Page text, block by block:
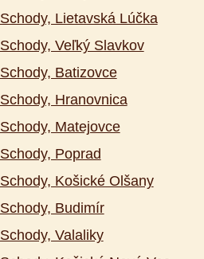
Schody, Lietavská Lúčka
Schody, Veľký Slavkov
Schody, Batizovce
Schody, Hranovnica
Schody, Matejovce
Schody, Poprad
Schody, Košické Olšany
Schody, Budimír
Schody, Valaliky